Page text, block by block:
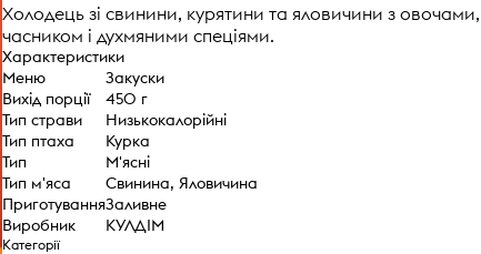
Холодець зі свинини, курятини та яловичини з овочами,
часником і духмяними спеціями.
Характеристики
Меню
Закуски
Вихід порції
450 г
Тип страви
Низькокалорійні
Тип птаха
Курка
Тип
М'ясні
Тип м'яса
Свинина, Яловичина
ПриготуванняЗаливне
Виробник
КУЛДІМ
Категорії